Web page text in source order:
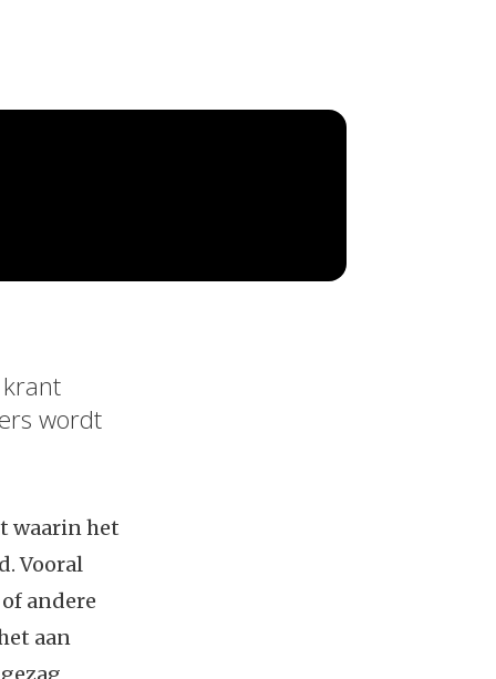
wordt
waarin het
Vooral
andere
aan